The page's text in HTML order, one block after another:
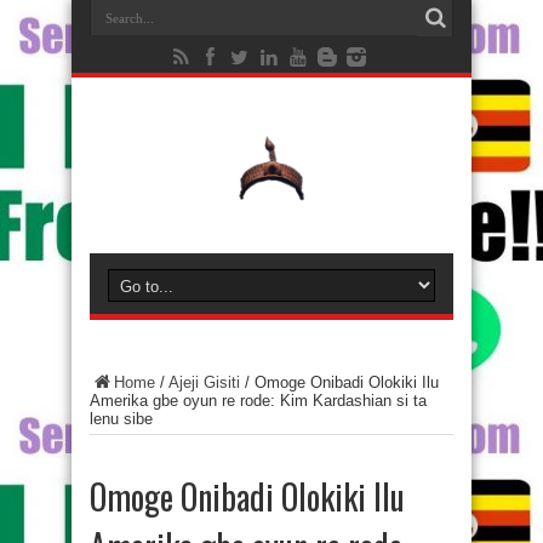
Home / Ajeji Gisiti / Omoge Onibadi Olokiki Ilu
Amerika gbe oyun re rode: Kim Kardashian si ta
lenu sibe
Omoge Onibadi Olokiki Ilu